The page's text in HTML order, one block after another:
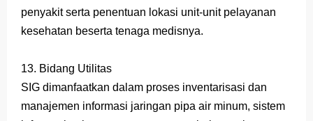
penyakit serta penentuan lokasi unit-unit pelayanan
kesehatan beserta tenaga medisnya.
13. Bidang Utilitas
SIG dimanfaatkan dalam proses inventarisasi dan
manajemen informasi jaringan pipa air minum, sistem